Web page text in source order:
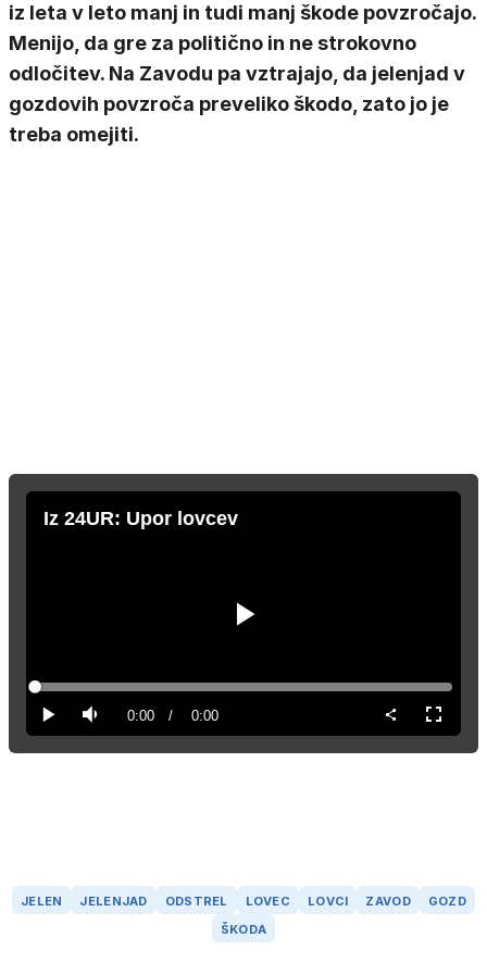
iz leta v leto manj in tudi manj škode povzročajo.
Menijo, da gre za politično in ne strokovno
odločitev. Na Zavodu pa vztrajajo, da jelenjad v
gozdovih povzroča preveliko škodo, zato jo je
treba omejiti.
Iz 24UR: Upor lovcev
Predvajaj
PredvajajTiho Current
Time
0:00 / Duration
0:00
Loaded:
0%
način
JELEN JELENJAD ODSTREL LOVEC LOVCI ZAVOD
GOZD
ŠKODA